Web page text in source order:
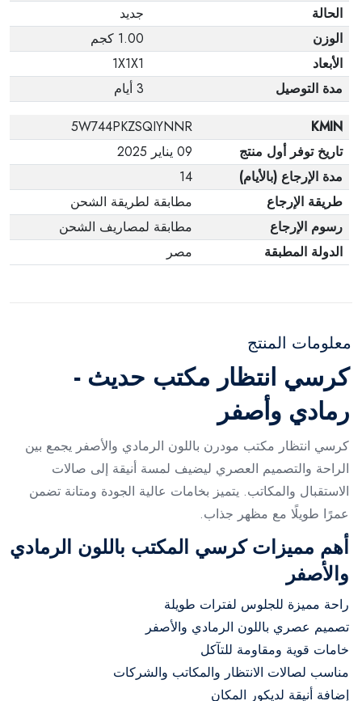
الحالة
جديد
الوزن
1.00 كجم
الأبعاد
1X1X1
مدة التوصيل
3 أيام
KMIN
5W744PKZSQIYNNR
تاريخ توفر أول منتج
09 يناير 2025
مدة الإرجاع (بالأيام)
14
طريقة الإرجاع
مطابقة لطريقة الشحن
رسوم الإرجاع
مطابقة لمصاريف الشحن
الدولة المطبقة
مصر
معلومات المنتج
كرسي انتظار مكتب حديث -
رمادي وأصفر
كرسي انتظار مكتب مودرن باللون الرمادي والأصفر يجمع بين
الراحة والتصميم العصري ليضيف لمسة أنيقة إلى صالات
الاستقبال والمكاتب. يتميز بخامات عالية الجودة ومتانة تضمن
عمرًا طويلًا مع مظهر جذاب.
أهم مميزات كرسي المكتب باللون الرمادي
والأصفر
راحة مميزة للجلوس لفترات طويلة
تصميم عصري باللون الرمادي والأصفر
خامات قوية ومقاومة للتآكل
مناسب لصالات الانتظار والمكاتب والشركات
إضافة أنيقة لديكور المكان